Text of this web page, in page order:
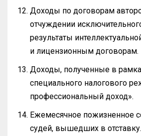
Доходы по договорам
отчуждении
результаты
и лицензионным договорам.
Доходы, полученные в
специального налогового
профессиональный доход».
Ежемесячное пожизненное
судей, вышедших в отставку.